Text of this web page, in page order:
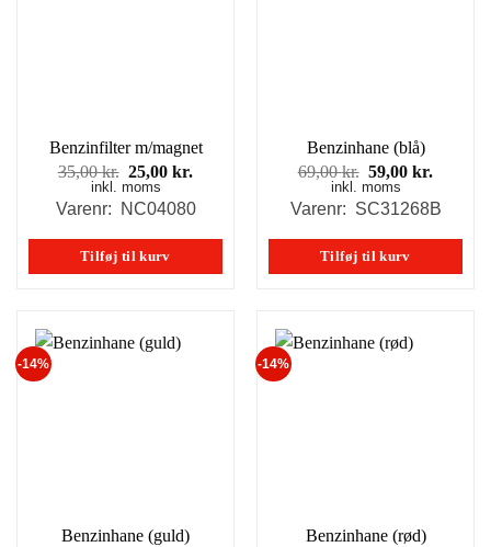
Benzinfilter m/magnet
35,00kr. Den
oprindelige
pris
35,00 kr..
25,00kr.
pris
25,00 kr..
inkl. moms
Varenr: NC04080
Tilføj til kurv
Benzinhane (blå)
69,00kr. Den
oprindelige
pris
69,00 kr..
59,00kr.
pris
59,00
inkl. moms
Varenr: SC31268B
Tilføj til kurv
-14%
Benzinhane (guld)
-14%
Benzinhane (rød)